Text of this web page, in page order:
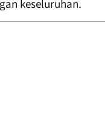
keseluruhan.